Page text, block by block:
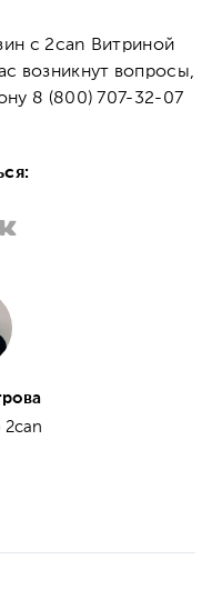
с 2can Витриной
возникнут вопросы,
8 (800) 707-32-07
2can